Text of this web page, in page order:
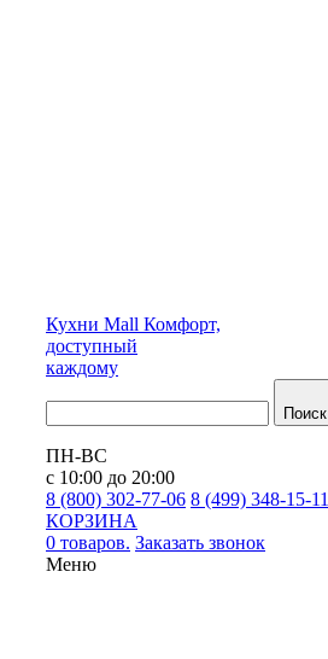
Кухни Mall Комфорт,
доступный
каждому
Поиск
ПН-ВС
с 10:00 до 20:00
8 (800) 302-77-06 8 (499) 348-15-11
КОРЗИНА
0 товаров. Заказать звонок
Меню